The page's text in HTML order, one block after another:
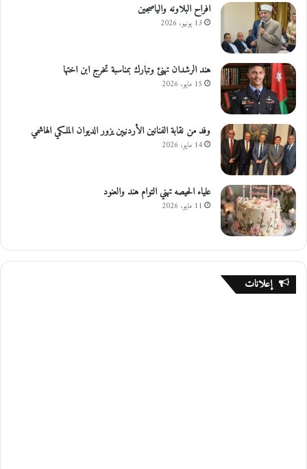
افراح البلاونه والياصجين
13 يونيو، 2026
هند الرشدان تهنئ وتبارك بمناسبة تخرج ابن اختها
15 مايو، 2026
وفد من نقابة الفنانين الأردنيين يزور الديوان الملكي الهاشمي
14 مايو، 2026
علياء الحيصه تهني التوام هند والعنود
11 مايو، 2026
إعلانات